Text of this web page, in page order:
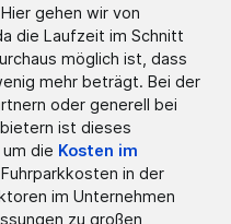
gehen wir von
die Laufzeit im Schnitt
möglich ist, dass
mehr beträgt. Bei der
oder generell bei
ist dieses
die Kosten im
in der
im Unternehmen
zu großen